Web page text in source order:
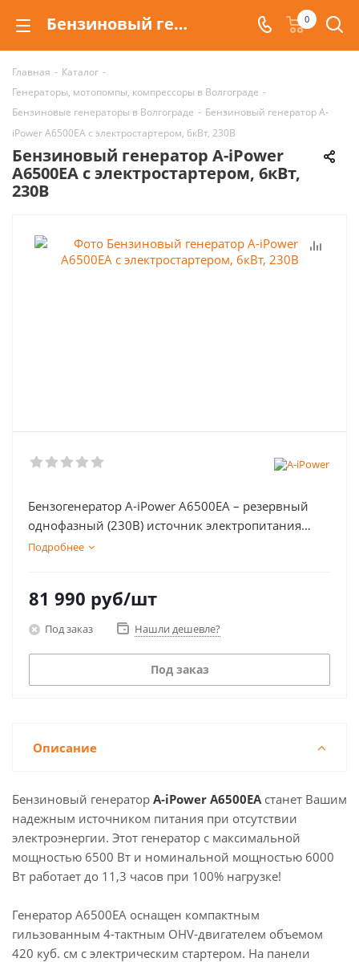
Бензиновый генератор A-iPower A6500EA с электростартером, 6кВт, 230В купить в Волгограде 0
Главная - Каталог -
Генераторы, мотопомпы, компрессоры в Волгограде -
Бензиновые генераторы в Волгограде - Бензиновый генератор A-
iPower A6500EA с электростартером, 6кВт, 230В
Бензиновый генератор A-iPower
A6500EA с электростартером, 6кВт,
230В
Бензогенератор A-iPower A6500EA – резервный
однофазный (230В) источник электропитания
максимальной мощностью 3.1 кВт, номинальной
Подробнее
81 990 руб/шт
Под заказ Нашли дешевле?
Под заказ
Описание
Бензиновый генератор A-iPower A6500EAстанет Вашим
надежным источником питания при отсутствии
электроэнергии. Этот генератор с максимальной
мощностью 6500 Вт и номинальной мощностью 6000
Вт работает до 11,3 часов при 100% нагрузке!
Генератор A6500EA оснащен компактным
гильзованным 4-тактным OHV-двигателем объемом
420 куб. см с электрическим стартером. На панели